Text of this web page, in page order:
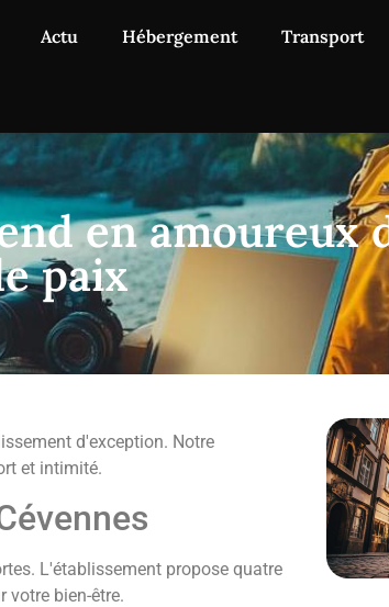
Actu Hébergement Transport
en amoureux
paix
d'exception. Notre
et intimité.
L'établissement propose quatre
votre bien-être.